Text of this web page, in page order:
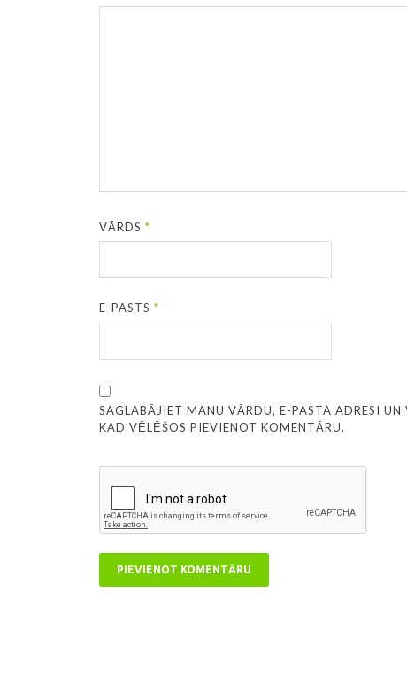
VĀRDS*
E-PASTS*
SAGLABĀJIET MANU VĀRDU, E-PASTA ADRESI
KAD VĒLĒŠOS PIEVIENOT KOMENTĀRU.